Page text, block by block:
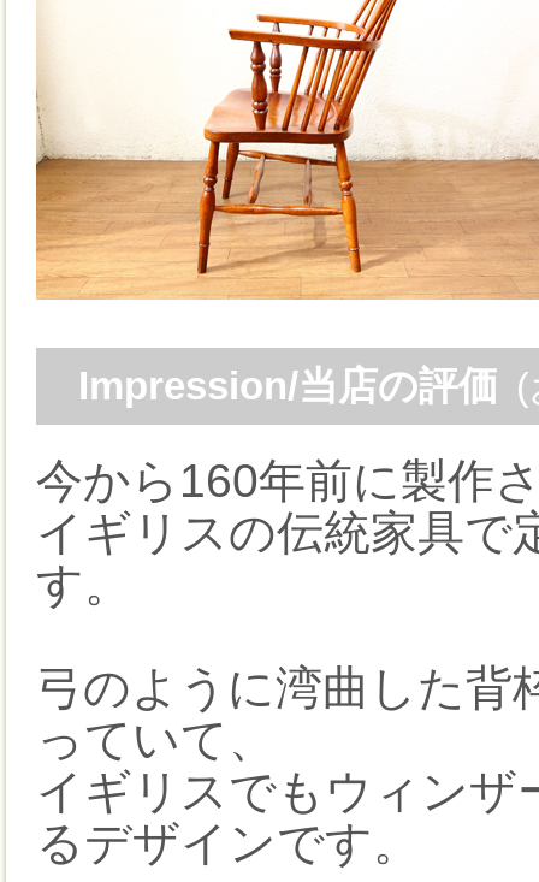
Impression/当店の評価
今から160年前に製作
イギリスの伝統家具で
す。
弓のように湾曲した背
っていて、
イギリスでもウィンザ
るデザインです。